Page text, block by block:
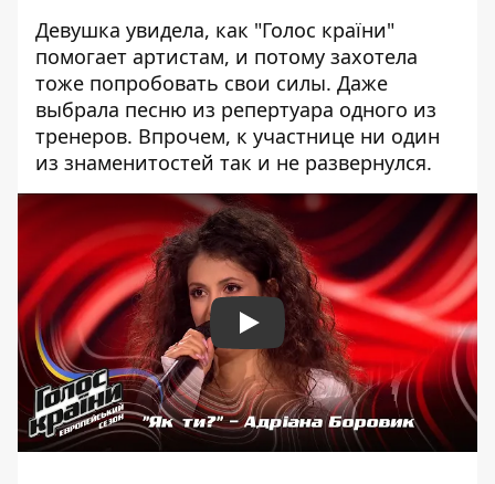
Девушка увидела, как "Голос країни"
помогает артистам, и потому захотела
тоже попробовать свои силы. Даже
выбрала песню из репертуара одного из
тренеров. Впрочем, к участнице ни один
из знаменитостей так и не развернулся.
Play